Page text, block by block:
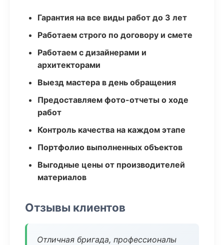
Гарантия на все виды работ до 3 лет
Работаем строго по договору и смете
Работаем с дизайнерами и
архитекторами
Выезд мастера в день обращения
Предоставляем фото-отчеты о ходе
работ
Контроль качества на каждом этапе
Портфолио выполненных объектов
Выгодные цены от производителей
материалов
Отзывы клиентов
Отличная бригада, профессионалы